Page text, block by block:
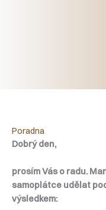
Poradna
Dobrý den,
prosím Vás o radu.
samoplátce udělat
výsledkem: